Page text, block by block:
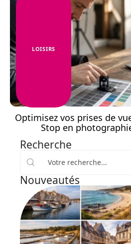
LOISIRS
Optimisez vos prises de
Stop en
Recherche
Nouveautés